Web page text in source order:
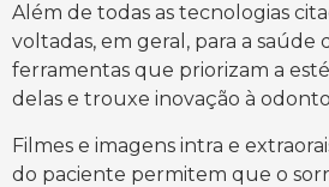
Além de todas as tecnologias
voltadas, em geral, para a saúde
ferramentas que priorizam a
delas e trouxe inovação à
Filmes e imagens intra e
do paciente permitem que o